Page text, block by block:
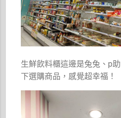
生鮮飲料櫃這邊是兔兔、p
下選購商品，感覺超幸福！